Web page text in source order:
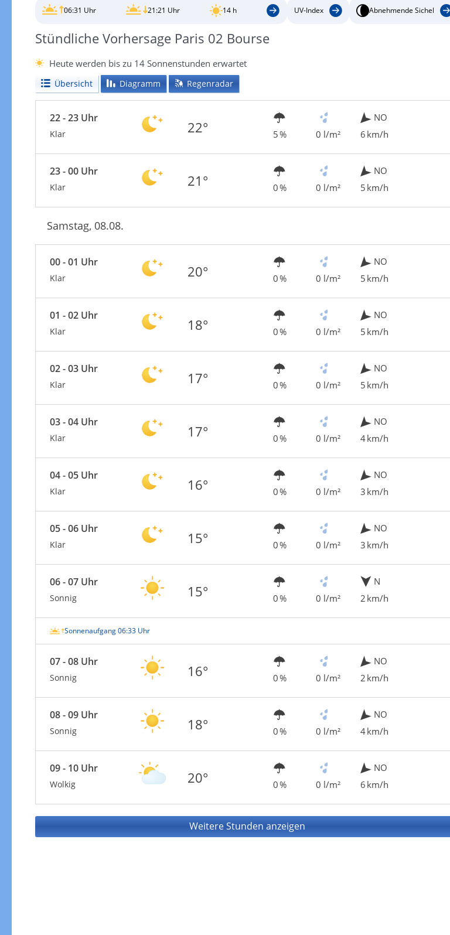
06:31 Uhr 21:21 Uhr 14 h UV-Index Abnehmende Sichel
Stündliche Vorhersage Paris 02 Bourse
Heute werden bis zu 14 Sonnenstunden erwartet
Übersicht Diagramm Regenradar
22 - 23 Uhr
Klar 22° 5 % 0 l/m²
NO
6 km/h
23 - 00 Uhr
Klar 21° 0 % 0 l/m²
NO
5 km/h
Samstag, 08.08.
00 - 01 Uhr
Klar 20° 0 % 0 l/m²
NO
5 km/h
01 - 02 Uhr
Klar 18° 0 % 0 l/m²
NO
5 km/h
02 - 03 Uhr
Klar 17° 0 % 0 l/m²
NO
5 km/h
03 - 04 Uhr
Klar 17° 0 % 0 l/m²
NO
4 km/h
04 - 05 Uhr
Klar 16° 0 % 0 l/m²
NO
3 km/h
05 - 06 Uhr
Klar 15° 0 % 0 l/m²
NO
3 km/h
06 - 07 Uhr
Sonnig 15° 0 % 0 l/m²
N
2 km/h
Sonnenaufgang 06:33 Uhr
07 - 08 Uhr
Sonnig 16° 0 % 0 l/m²
NO
2 km/h
08 - 09 Uhr
Sonnig 18° 0 % 0 l/m²
NO
4 km/h
09 - 10 Uhr
Wolkig 20° 0 % 0 l/m²
NO
6 km/h
Weitere Stunden anzeigen